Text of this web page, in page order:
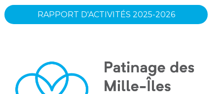
RAPPORT D'ACTIVITÉS 2025-2026